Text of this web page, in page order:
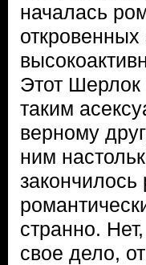
началась
Этот Шерлок
таким
верному
ним
странно.
свое дело,